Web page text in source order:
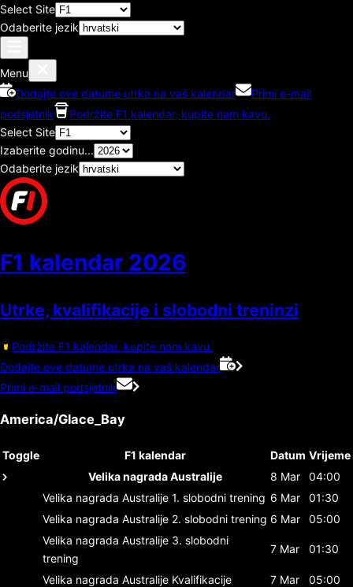
Select Site
Odaberite jezik
Menu
Dodajte ove datume utrka na vaš kalendar
Primi e-mail
podsjetnik
Podržite F1 kalendar, kupite nam kavu.
Select Site
Izaberite godinu...
Odaberite jezik
F1 kalendar 2026
Utrke, kvalifikacije i slobodni treninzi
Podržite F1 kalendar, kupite nam kavu.
Dodajte ove datume utrka na vaš kalendar
Primi e-mail podsjetnik
America/Glace_Bay
Toggle F1 kalendar Datum Vrijeme
Velika nagrada Australije
8 Mar
04:00
Velika nagrada Australije 1. slobodni trening 6 Mar
01:30
Velika nagrada Australije 2. slobodni trening 6 Mar
05:00
Velika nagrada Australije 3. slobodni
trening
7 Mar 01:30
Velika nagrada Australije Kvalifikacije 7 Mar
05:00